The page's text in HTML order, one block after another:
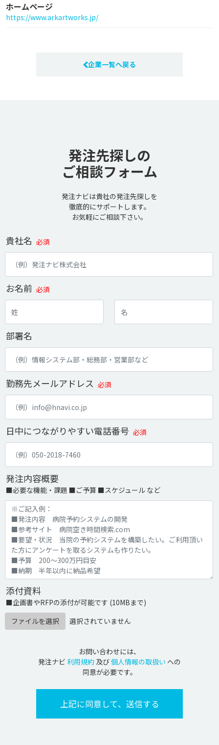
ホームページ
https://www.arkartworks.jp/
企業一覧へ戻る
発注先探しの
ご相談フォーム
発注ナビは貴社の発注先探しを
徹底的にサポートします。
お気軽にご相談下さい。
貴社名 必須
お名前 必須
部署名
勤務先メールアドレス 必須
日中につながりやすい電話番号 必須
発注内容概要
■必要な機能・課題 ■ご予算 ■スケジュール など
添付資料
■企画書やRFPの添付が可能です (10MBまで)
ファイルを選択
選択されていません
お問い合わせには、
発注ナビ 利用規約 及び個人情報の取扱い への
同意が必要です。